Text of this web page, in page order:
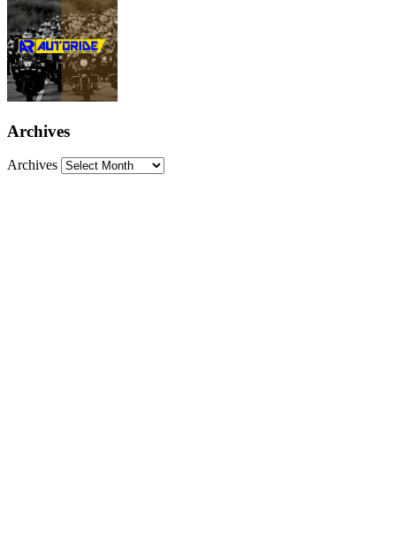
Archives
Archives